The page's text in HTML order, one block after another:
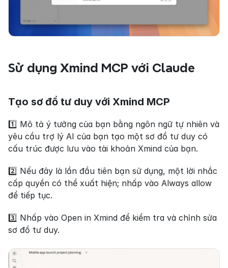
Sử dụng Xmind MCP với Claude
Tạo sơ đồ tư duy với Xmind MCP
1️⃣ Mô tả ý tưởng của bạn bằng ngôn ngữ tự nhiên và
yêu cầu trợ lý AI của bạn tạo một sơ đồ tư duy có
cấu trúc được lưu vào tài khoản Xmind của bạn.
2️⃣ Nếu đây là lần đầu tiên bạn sử dụng, một lời nhắc
cấp quyền có thể xuất hiện; nhấp vào Always allow
để tiếp tục.
3️⃣ Nhấp vào Open in Xmind để kiểm tra và chỉnh sửa
sơ đồ tư duy.